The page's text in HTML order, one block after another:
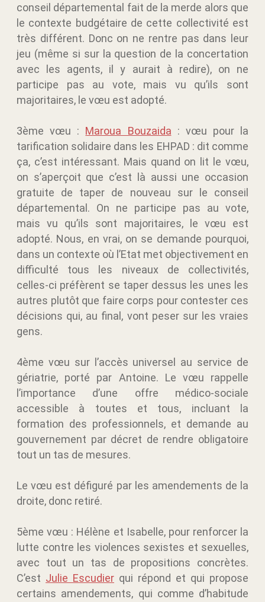
conseil départemental fait de la merde alors que
le contexte budgétaire de cette collectivité est
très différent. Donc on ne rentre pas dans leur
jeu (même si sur la question de la concertation
avec les agents, il y aurait à redire), on ne
participe pas au vote, mais vu qu’ils sont
majoritaires, le vœu est adopté.
3ème vœu : Maroua Bouzaida : vœu pour la
tarification solidaire dans les EHPAD : dit comme
ça, c’est intéressant. Mais quand on lit le vœu,
on s’aperçoit que c’est là aussi une occasion
gratuite de taper de nouveau sur le conseil
départemental. On ne participe pas au vote,
mais vu qu’ils sont majoritaires, le vœu est
adopté. Nous, en vrai, on se demande pourquoi,
dans un contexte où l’Etat met objectivement en
difficulté tous les niveaux de collectivités,
celles-ci préfèrent se taper dessus les unes les
autres plutôt que faire corps pour contester ces
décisions qui, au final, vont peser sur les vraies
gens.
4ème vœu sur l’accès universel au service de
gériatrie, porté par Antoine. Le vœu rappelle
l’importance d’une offre médico-sociale
accessible à toutes et tous, incluant la
formation des professionnels, et demande au
gouvernement par décret de rendre obligatoire
tout un tas de mesures.
Le vœu est défiguré par les amendements de la
droite, donc retiré.
5ème vœu : Hélène et Isabelle, pour renforcer la
lutte contre les violences sexistes et sexuelles,
avec tout un tas de propositions concrètes.
C’est Julie Escudier qui répond et qui propose
certains amendements, qui comme d’habitude